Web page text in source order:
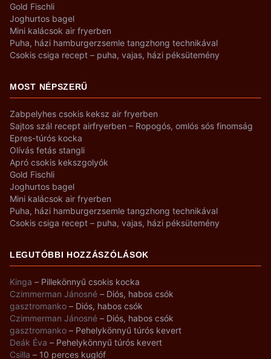
Gold Fischli
Joghurtos bagel
Mini kalácsok air fryerben
Puha, házi hamburgerzsemle tangzhong technikával
Csokis csiga recept – puha, vajas, házi péksütemény
MOST NÉPSZERŰ
Zabpelyhes csokis keksz air fryerben
Sajtos szál recept airfryerben – Ropogós, omlós sós finomság
Epres-túrós kocka
Olívás fetás stangli
Apró csokis kekszgolyók
Gold Fischli
Joghurtos bagel
Mini kalácsok air fryerben
Puha, házi hamburgerzsemle tangzhong technikával
Csokis csiga recept – puha, vajas, házi péksütemény
LEGUTÓBBI HOZZÁSZÓLÁSOK
Kinga – Pillekönnyű csokis kocka
Czimmerman Jánosné – Diós, habos csók
gasztromanko – Diós, habos csók
Czimmerman Jánosné – Diós, habos csók
gasztromanko – Pehelykönnyű túrós kevert
Deák Éva – Pehelykönnyű túrós kevert
Csilla – 10 perces kuglóf